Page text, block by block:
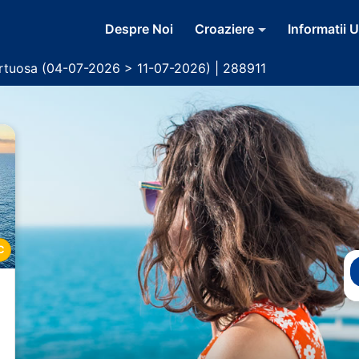
Despre Noi Croaziere Informatii
(04-07-2026 > 11-07-2026) | 288911